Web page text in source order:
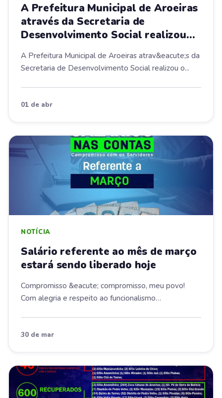
A Prefeitura Municipal de Aroeiras
através da Secretaria de
Desenvolvimento Social realizou
4 Toneladas de alimentos
A Prefeitura Municipal de Aroeiras atrav&eacute;s da
Secretaria de Desenvolvimento Social realizou o...
01 de abr
NOTÍCIA
Salário referente ao mês de março
estará sendo liberado hoje
Compromisso &eacute; compromisso, meu povo!
Com alegria e respeito ao funcionalismo
30 de mar